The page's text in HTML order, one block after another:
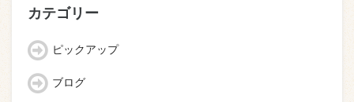
カテゴリー
ピックアップ
ブログ